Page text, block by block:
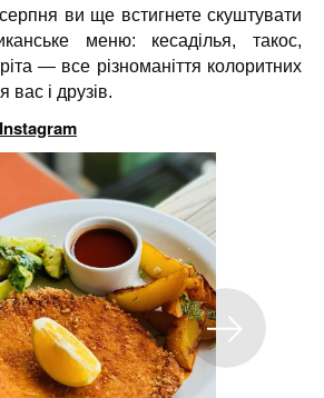
ви ще встигнете скуштувати
меню: кесаділья, такос,
— все різноманіття колоритних
вас і друзів.
Instagram